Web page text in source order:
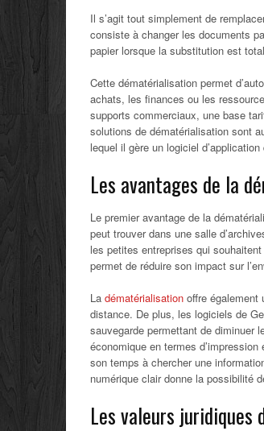
Il s’agit tout simplement de
consiste à changer les documents
papier lorsque la substitution est
Cette dématérialisation permet
achats, les finances ou les
supports commerciaux, une base
solutions de dématérialisation sont
lequel il gère un logiciel
Les avantages de la
Le premier avantage de la
peut trouver dans une salle
les petites entreprises qui
permet de réduire son impact sur
La dématérialisation offre également
distance. De plus, les logiciels de
sauvegarde permettant de diminuer
économique en termes
son temps à chercher une
numérique clair donne la possibilité
Les valeurs